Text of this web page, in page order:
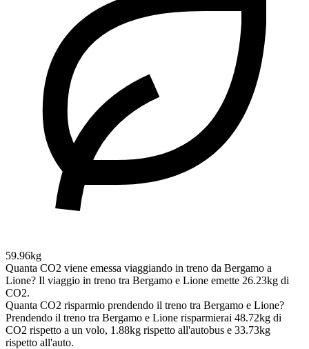
59.96kg
Quanta CO2 viene emessa viaggiando in treno da Bergamo a
Lione? Il viaggio in treno tra Bergamo e Lione emette 26.23kg di
CO2.
Quanta CO2 risparmio prendendo il treno tra Bergamo e Lione?
Prendendo il treno tra Bergamo e Lione risparmierai 48.72kg di
CO2 rispetto a un volo, 1.88kg rispetto all'autobus e 33.73kg
rispetto all'auto.